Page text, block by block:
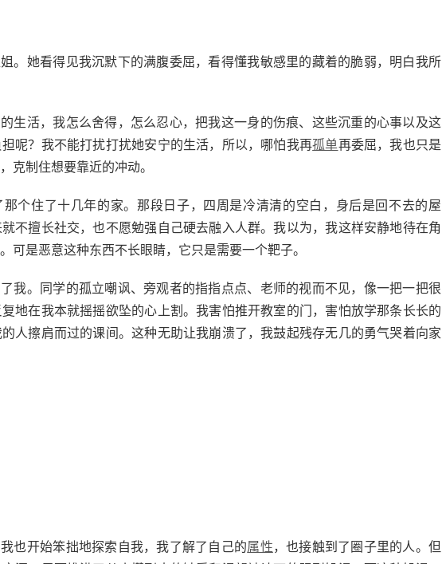
。她看得见我沉默下的满腹委屈，看得懂我敏感里的藏着的脆弱，明白我所
生活，我怎么舍得，怎么忍心，把我这一身的伤痕、这些沉重的心事以及这
呢？我不能打扰打扰她安宁的生活，所以，哪怕我再孤单再委屈，我也只是
克制住想要靠近的冲动。
个住了十几年的家。那段日子，四周是冷清清的空白，身后是回不去的屋
不擅长社交，也不愿勉强自己硬去融入人群。我以为，我这样安静地待在角
可是恶意这种东西不长眼睛，它只是需要一个靶子。
我。同学的孤立嘲讽、旁观者的指指点点、老师的视而不见，像一把一把很
地在我本就摇摇欲坠的心上割。我害怕推开教室的门，害怕放学那条长长的
人擦肩而过的课间。这种无助让我崩溃了，我鼓起残存无几的勇气哭着向家
也开始笨拙地探索自我，我了解了自己的属性，也接触到了圈子里的人。但